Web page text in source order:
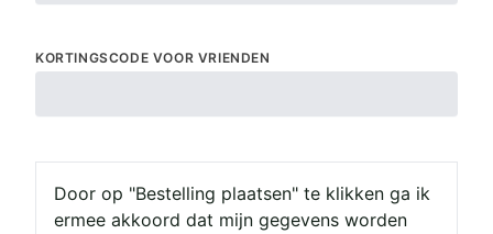
KORTINGSCODE VOOR VRIENDEN
Door op "Bestelling plaatsen" te klikken ga ik
ermee akkoord dat mijn gegevens worden